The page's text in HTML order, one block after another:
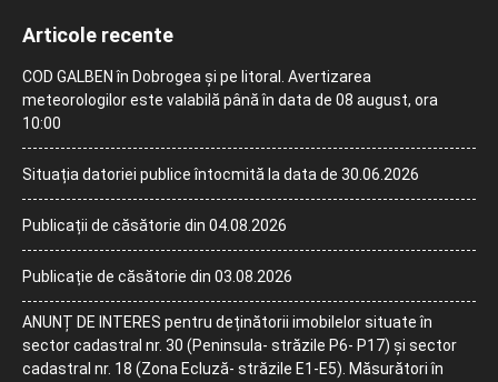
Articole recente
COD GALBEN în Dobrogea și pe litoral. Avertizarea
meteorologilor este valabilă până în data de 08 august, ora
10:00
Situația datoriei publice întocmită la data de 30.06.2026
Publicații de căsătorie din 04.08.2026
Publicație de căsătorie din 03.08.2026
ANUNȚ DE INTERES pentru deținătorii imobilelor situate în
sector cadastral nr. 30 (Peninsula- străzile P6- P17) și sector
cadastral nr. 18 (Zona Ecluză- străzile E1-E5). Măsurători în